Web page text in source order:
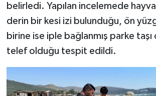
belirledi. Yapılan incelemede
derin bir kesi izi bulunduğu, ön
birine ise iple bağlanmış parke
telef olduğu tespit edildi.